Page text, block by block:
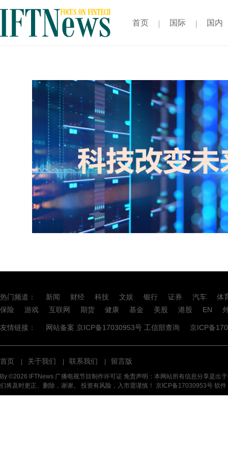
首页 国际 国内
热门频道： 新闻 财经 科技 文娱 银行 证券 汽车
体
保险
游戏 互联网 期货 健康 基金 美股 港股 EN
友情链接： 网站备案 京ICP备17030953号 工信部查询 京ICP备
首页 关于我们 联系我们 留言版
By ©2026 IFTNews 广播电视节目制作许可证 免责声明：本网站所有信息分享是出
们将及时更正、删除，谢谢。 投资有风险，入市需谨慎！ 京ICP备17030953号 软件